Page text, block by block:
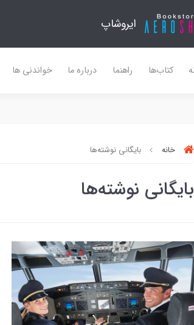
ایروشاپ
کتاب‌ها راهنما درباره ما خواندنی ها
خانه بایگانی نوشته‌ها
بایگانی نوشته‌ها